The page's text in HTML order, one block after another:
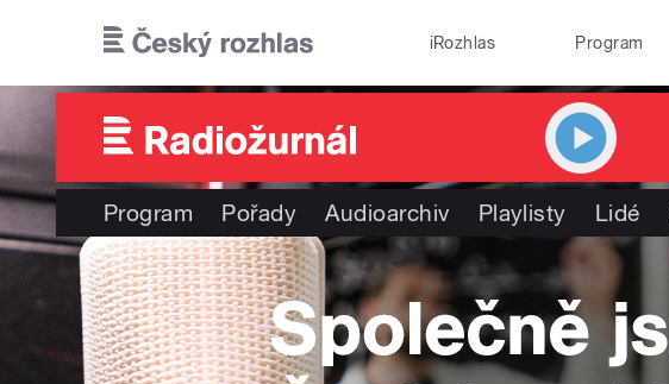
iRozhlas Program
Program Pořady Audioarchiv Playlisty Lidé